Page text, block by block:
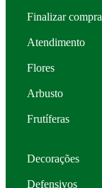
Finalizar compra
Atendimento
Flores
Arbusto
Frutíferas
Decorações
Defensivos